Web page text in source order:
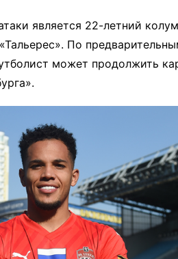
является 22-летний
По
может продолжить